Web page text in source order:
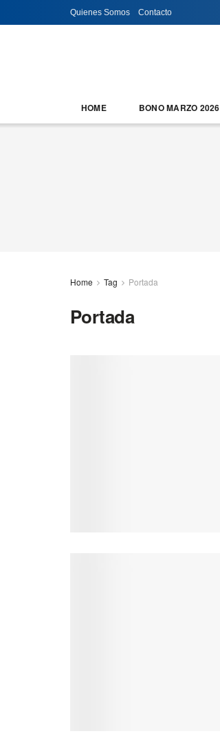
Quienes Somos Contacto
HOME BONO MARZO 2026
Home Tag Portada
Portada